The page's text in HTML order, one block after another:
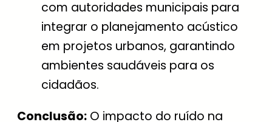
com autoridades municipais para
integrar o planejamento acústico
em projetos urbanos, garantindo
ambientes saudáveis para os
cidadãos.
Conclusão: O impacto do ruído na